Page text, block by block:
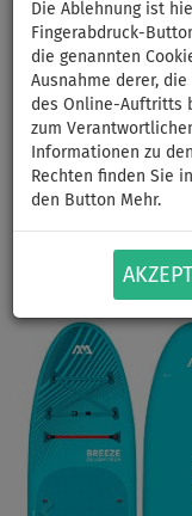
Die Ablehnung ist
Fingerabdruck-
die genannten
Ausnahme derer,
des Online-Auftritts
zum
Informationen zu
Rechten finden Sie
den Button Mehr.
9'10
Stand Up
Variante:
PADDEL
INKL.
100 kg
KAJAK SITZ
OPTION
Previous